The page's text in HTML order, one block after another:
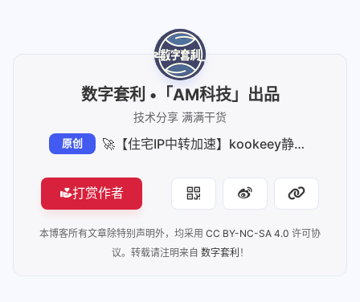
数字套利 •「AM科技」出品
技术分享 满满干货
原创 🚀【住宅IP中转加速】kookeey静态&动态住宅IP丨Mac/Win电脑 & iOS/Android手机全平台适用教程丨IP纯净度检测丨TikTok 跨境电商养号必备
打赏作者
本博客所有文章除特别声明外，均采用 CC BY-NC-SA 4.0 许可协
议。转载请注明来自 数字套利 ！